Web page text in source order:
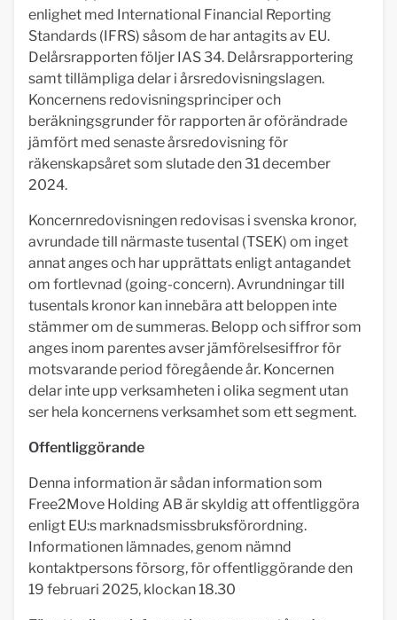
enlighet med International Financial Reporting
Standards (IFRS) såsom de har antagits av EU.
Delårsrapporten följer IAS 34. Delårsrapportering
samt tillämpliga delar i årsredovisningslagen.
Koncernens redovisningsprinciper och
beräkningsgrunder för rapporten är oförändrade
jämfört med senaste årsredovisning för
räkenskapsåret som slutade den 31 december
2024.
Koncernredovisningen redovisas i svenska kronor,
avrundade till närmaste tusental (TSEK) om inget
annat anges och har upprättats enligt antagandet
om fortlevnad (going-concern). Avrundningar till
tusentals kronor kan innebära att beloppen inte
stämmer om de summeras. Belopp och siffror som
anges inom parentes avser jämförelsesiffror för
motsvarande period föregående år. Koncernen
delar inte upp verksamheten i olika segment utan
ser hela koncernens verksamhet som ett segment.
Offentliggörande
Denna information är sådan information som
Free2Move Holding AB är skyldig att offentliggöra
enligt EU:s marknadsmissbruksförordning.
Informationen lämnades, genom nämnd
kontaktpersons försorg, för offentliggörande den
19 februari 2025, klockan 18.30